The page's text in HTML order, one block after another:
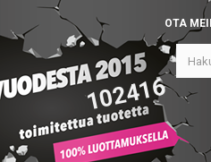
OTA
102416